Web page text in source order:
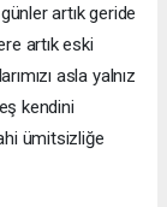
artık geride
artık eski
asla yalnız
kendini
ümitsizliğe